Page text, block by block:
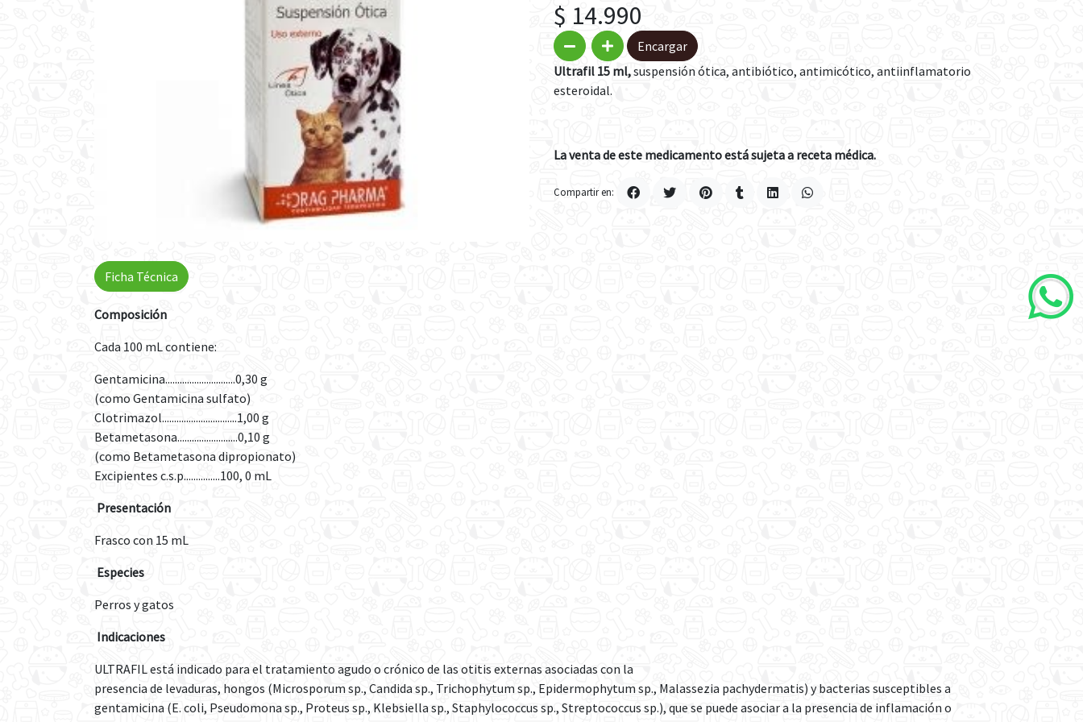
$ 14.990
Encargar
Ultrafil 15 ml,suspensión ótica, antibiótico, antimicótico, antiinflamatorio
esteroidal.
La venta de este medicamento está sujeta a receta médica.
Compartir en:
Composición
Cada 100 mL contiene:
Gentamicina.............................0,30 g
(como Gentamicina sulfato)
Clotrimazol...............................1,00 g
Betametasona.........................0,10 g
(como Betametasona dipropionato)
Excipientes c.s.p...............100, 0 mL
Presentación
Frasco con 15 mL
Especies
Perros y gatos
Indicaciones
ULTRAFIL está indicado para el tratamiento agudo o crónico de las otitis externas asociadas con la
presencia de levaduras, hongos (Microsporum sp., Candida sp., Trichophytum sp., Epidermophytum sp., Malassezia pachydermatis) y bacterias susceptibles a
gentamicina (E. coli, Pseudomona sp., Proteus sp., Klebsiella sp., Staphylococcus sp., Streptococcus sp.), que se puede asociar a la presencia de inflamación o
Ficha Técnica